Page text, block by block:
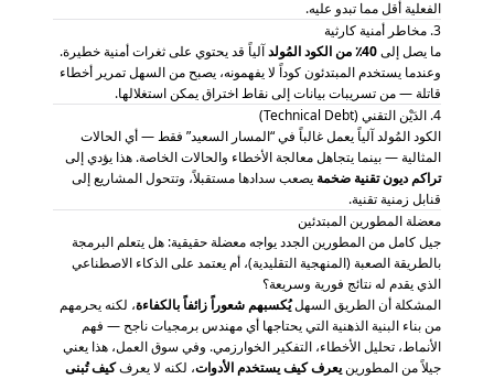
الفعلية أقل مما تبدو عليه.
3. مخاطر أمنية كارثية
ما يصل إلى40٪ من الكود المُولد
آلياً قد يحتوي على ثغرات أمنية خطيرة.
وعندما يستخدم المبتدئون كوداً لا يفهمونه، يصبح من السهل تمرير أخطاء
قاتلة — من تسريبات بيانات إلى نقاط اختراق يمكن استغلالها.
4. الدَيْن التقني (Technical Debt)
الكود المُولد آلياً يعمل غالباً في “المسار السعيد” فقط — أي الحالات
المثالية — بينما يتجاهل معالجة الأخطاء والحالات الخاصة. هذا يؤدي إلى
تراكم ديون تقنية ضخمة يصعب سدادها مستقبلاً، وتتحول المشاريع إلى
قنابل زمنية تقنية.
معضلة المطورين المبتدئين
جيل كامل من المطورين الجدد يواجه معضلة حقيقية: هل يتعلم البرمجة
بالطريقة الصعبة (المنهجية التقليدية)، أم يعتمد على الذكاء الاصطناعي
الذي يقدم له نتائج فورية وسريعة؟
المشكلة أن الطريق السهليُكسبهم شعوراً زائفاً بالكفاءة، لكنه يحرمهم
من بناء البنية الذهنية التي يحتاجها أي مهندس برمجيات ناجح — فهم
الأنماط، تحليل الأخطاء، التفكير الخوارزمي. وفي سوق العمل، هذا يعني
جيلاً من المطورينيعرف كيف يستخدم الأدوات، لكنه لا يعرفكيف تُبنى